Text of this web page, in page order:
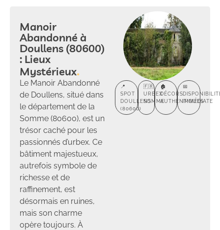
Manoir
Abandonné à
Doullens (80600)
: Lieux
Mystérieux
Le Manoir Abandonné
de Doullens, situé dans
le département de la
Somme (80600), est un
trésor caché pour les
passionnés d’urbex. Ce
bâtiment majestueux,
autrefois symbole de
richesse et de
raffinement, est
désormais en ruines,
mais son charme
opère toujours. À
📍
SPOT
DOULLENS
(80600)
🇫🇷
URBEX
SOMME
🏚️
DÉCORS
AUTHENTIQUES
📅
IMMÉDIATE